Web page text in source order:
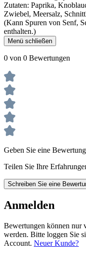
Zutaten: Paprika,
Zwiebel, Meersalz,
(Kann Spuren von Senf,
enthalten.)
Menü schließen
0 von 0 Bewertungen
Geben Sie eine
Teilen Sie Ihre
Schreiben Sie eine
Anmelden
Bewertungen können nur
werden. Bitte loggen Sie
Account. Neuer Kunde?